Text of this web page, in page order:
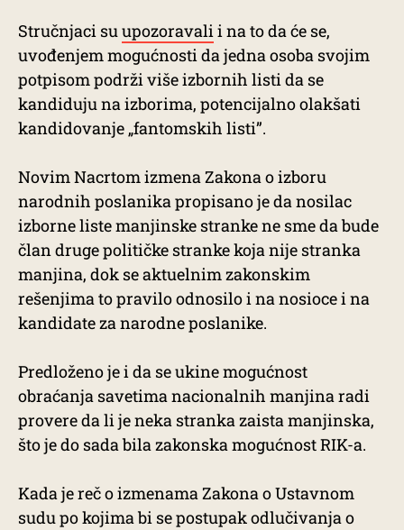
Stručnjaci suupozoravalii na to da će se,
uvođenjem mogućnosti da jedna osoba svojim
potpisom podrži više izbornih listi da se
kandiduju na izborima, potencijalno olakšati
kandidovanje „fantomskih listi”.
Novim Nacrtom izmena Zakona o izboru
narodnih poslanika propisano je da nosilac
izborne liste manjinske stranke ne sme da bude
član druge političke stranke koja nije stranka
manjina, dok se aktuelnim zakonskim
rešenjima to pravilo odnosilo i na nosioce i na
kandidate za narodne poslanike.
Predloženo je i da se ukine mogućnost
obraćanja savetima nacionalnih manjina radi
provere da li je neka stranka zaista manjinska,
što je do sada bila zakonska mogućnost RIK-a.
Kada je reč o izmenama Zakona o Ustavnom
sudu po kojima bi se postupak odlučivanja o